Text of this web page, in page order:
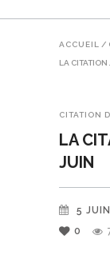
ACCUEIL /
LA CITATION
CITATION
LA
JUIN
5
0